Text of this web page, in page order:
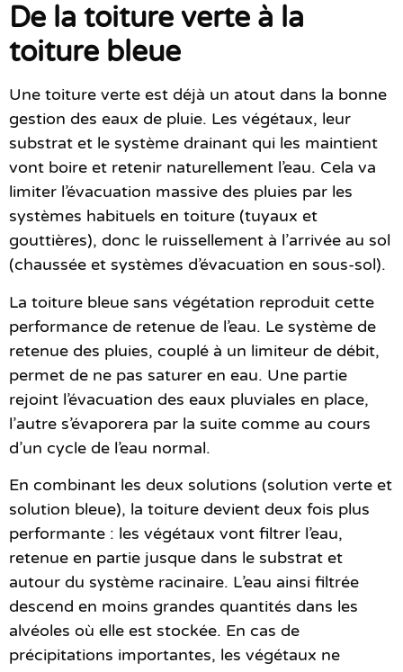
De la toiture verte à la
toiture bleue
Une toiture verte est déjà un atout dans la bonne
gestion des eaux de pluie. Les végétaux, leur
substrat et le système drainant qui les maintient
vont boire et retenir naturellement l’eau. Cela va
limiter l’évacuation massive des pluies par les
systèmes habituels en toiture (tuyaux et
gouttières), donc le ruissellement à l’arrivée au sol
(chaussée et systèmes d’évacuation en sous-sol).
La toiture bleue sans végétation reproduit cette
performance de retenue de l’eau. Le système de
retenue des pluies, couplé à un limiteur de débit,
permet de ne pas saturer en eau. Une partie
rejoint l’évacuation des eaux pluviales en place,
l’autre s’évaporera par la suite comme au cours
d’un cycle de l’eau normal.
En combinant les deux solutions (solution verte et
solution bleue), la toiture devient deux fois plus
performante : les végétaux vont filtrer l’eau,
retenue en partie jusque dans le substrat et
autour du système racinaire. L’eau ainsi filtrée
descend en moins grandes quantités dans les
alvéoles où elle est stockée. En cas de
précipitations importantes, les végétaux ne